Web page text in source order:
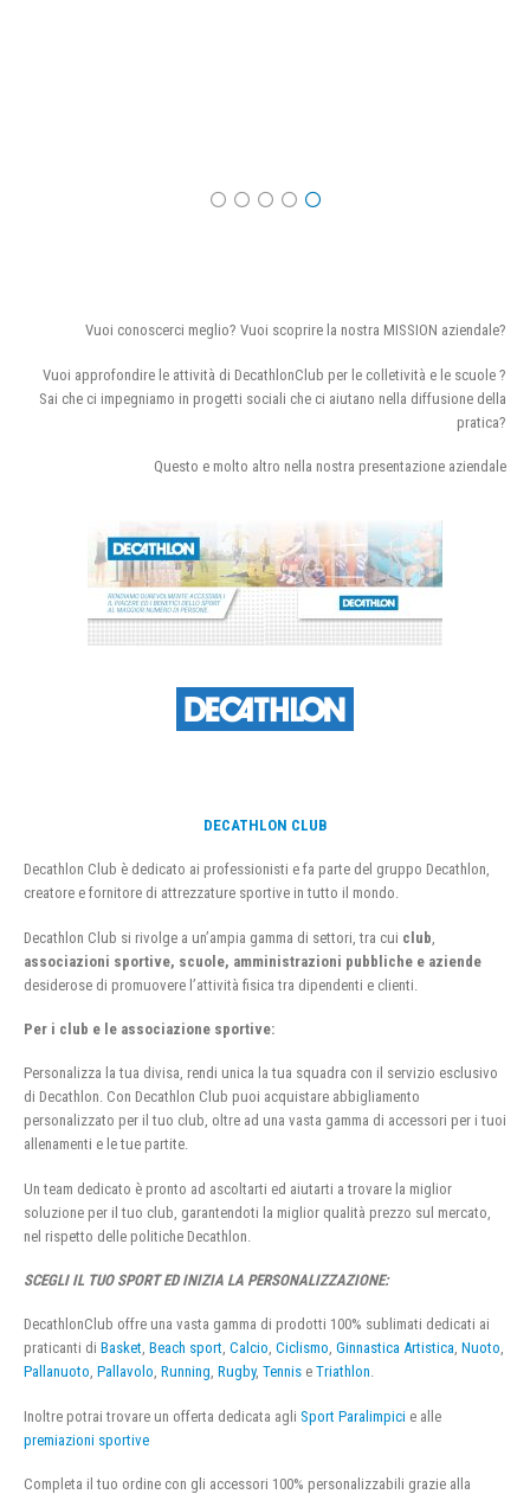
Vuoi conoscerci meglio? Vuoi scoprire la nostra MISSION aziendale?
Vuoi approfondire le attività di DecathlonClub per le colletività e le scuole ?
Sai che ci impegniamo in progetti sociali che ci aiutano nella diffusione della
pratica?
Questo e molto altro nella nostra presentazione aziendale
DECATHLON CLUB
Decathlon Club è dedicato ai professionisti e fa parte del gruppo Decathlon,
creatore e fornitore di attrezzature sportive in tutto il mondo.
Decathlon Club si rivolge a un’ampia gamma di settori, tra cui club
associazioni sportive, scuole, amministrazioni pubbliche e aziende
desiderose di promuovere l’attività fisica tra dipendenti e clienti.
Per i club e le associazione sportive:
Personalizza la tua divisa, rendi unica la tua squadra con il servizio esclusivo
di Decathlon. Con Decathlon Club puoi acquistare abbigliamento
personalizzato per il tuo club, oltre ad una vasta gamma di accessori per i tuoi
allenamenti e le tue partite.
Un team dedicato è pronto ad ascoltarti ed aiutarti a trovare la miglior
soluzione per il tuo club, garantendoti la miglior qualità prezzo sul mercato,
nel rispetto delle politiche Decathlon.
SCEGLI IL TUO SPORT ED INIZIA LA PERSONALIZZAZIONE:
DecathlonClub offre una vasta gamma di prodotti 100% sublimati dedicati ai
praticanti di Basket, Beach sport, Calcio, Ciclismo, Ginnastica Artistica, Nuoto,
Pallanuoto, Pallavolo, Running, Rugby, Tennis e Triathlon.
Inoltre potrai trovare un offerta dedicata agli Sport Paralimpici e alle
premiazioni sportive
Completa il tuo ordine con gli accessori 100% personalizzabili grazie alla